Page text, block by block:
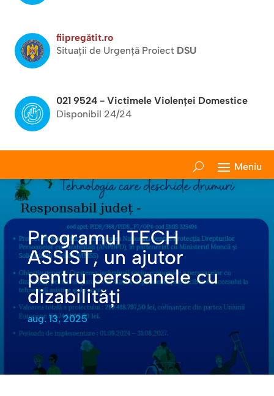
fiipregătit.ro
Situații de Urgență Proiect DSU
021 9524 - Victimele Violenței Domestice
Disponibil 24/24
Programul TECH
ASSIST, un ajutor
pentru persoanele cu
dizabilități
aug. 13, 2025